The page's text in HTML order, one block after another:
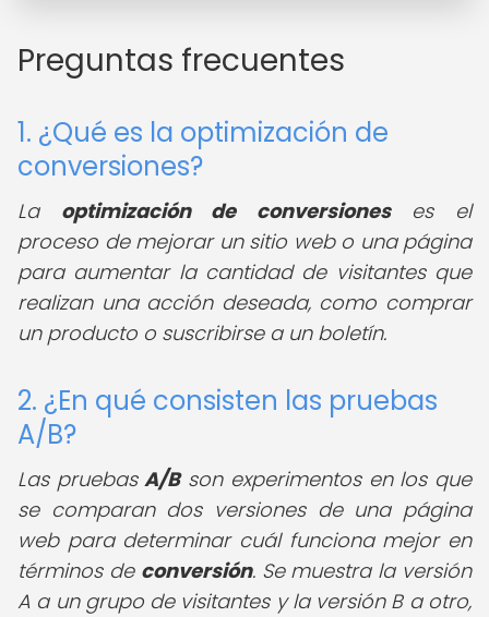
Preguntas frecuentes
1. ¿Qué es la optimización de
conversiones?
La optimización de conversioneses el
proceso de mejorar un sitio web o una página
para aumentar la cantidad de visitantes que
realizan una acción deseada, como comprar
un producto o suscribirse a un boletín.
2. ¿En qué consisten las pruebas
A/B?
Las pruebasA/Bson experimentos en los que
se comparan dos versiones de una página
web para determinar cuál funciona mejor en
términos de conversión. Se muestra la versión
A a un grupo de visitantes y la versión B a otro,